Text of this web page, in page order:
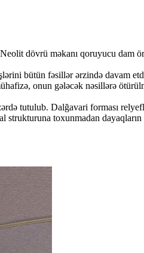
dövrü məkanı qoruyucu dam
bütün fəsillər ərzində davam
onun gələcək nəsillərə
tutulub. Dalğavari forması
toxunmadan dayaqların